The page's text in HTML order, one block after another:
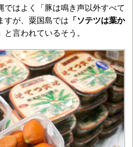
ではよく「豚は鳴き声以外すべて
すが、粟国島では 「ソテツは葉か
と言われているそう。